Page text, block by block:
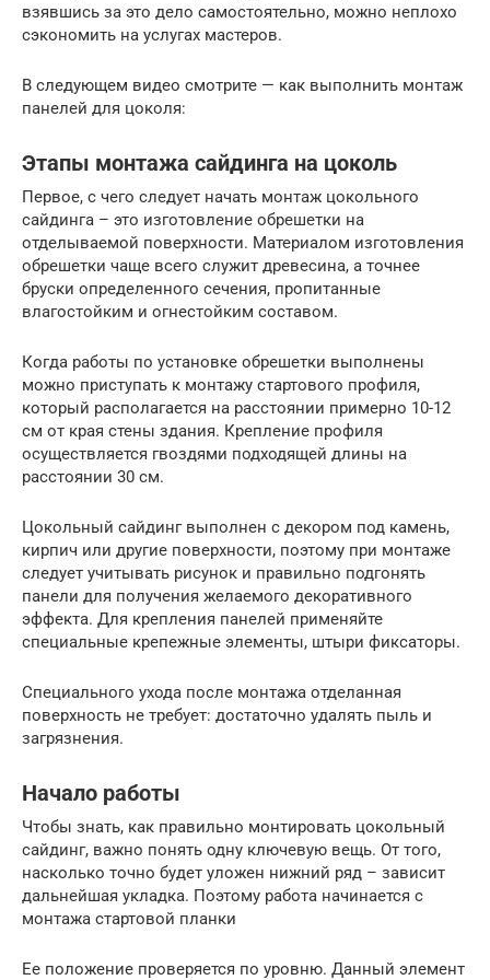
взявшись за это дело самостоятельно, можно неплохо
сэкономить на услугах мастеров.
В следующем видео смотрите — как выполнить монтаж
панелей для цоколя:
Этапы монтажа сайдинга на цоколь
Первое, с чего следует начать монтаж цокольного
сайдинга – это изготовление обрешетки на
отделываемой поверхности. Материалом изготовления
обрешетки чаще всего служит древесина, а точнее
бруски определенного сечения, пропитанные
влагостойким и огнестойким составом.
Когда работы по установке обрешетки выполнены
можно приступать к монтажу стартового профиля,
который располагается на расстоянии примерно 10-12
см от края стены здания. Крепление профиля
осуществляется гвоздями подходящей длины на
расстоянии 30 см.
Цокольный сайдинг выполнен с декором под камень,
кирпич или другие поверхности, поэтому при монтаже
следует учитывать рисунок и правильно подгонять
панели для получения желаемого декоративного
эффекта. Для крепления панелей применяйте
специальные крепежные элементы, штыри фиксаторы.
Специального ухода после монтажа отделанная
поверхность не требует: достаточно удалять пыль и
загрязнения.
Начало работы
Чтобы знать, как правильно монтировать цокольный
сайдинг, важно понять одну ключевую вещь. От того,
насколько точно будет уложен нижний ряд – зависит
дальнейшая укладка. Поэтому работа начинается с
монтажа стартовой планки
Ее положение проверяется по уровню. Данный элемент